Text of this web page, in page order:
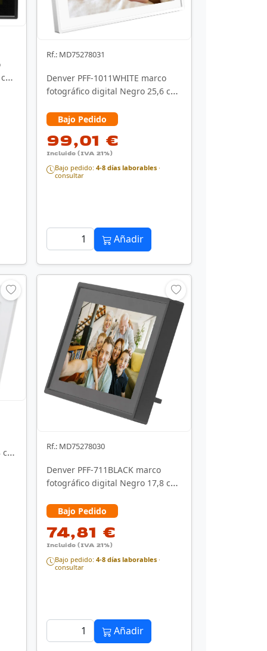
Rf.: MD75278031
Denver PFF-1011WHITE marco
fotográfico digital Negro 25,6 cm
Bajo Pedido
99,01 €
Incluido (IVA 21%)
Bajo pedido: 4-8 días laborables ·
consultar
Añadir
cm
Rf.: MD75278030
Denver PFF-711BLACK marco
fotográfico digital Negro 17,8 cm
Bajo Pedido
74,81 €
Incluido (IVA 21%)
Bajo pedido: 4-8 días laborables ·
consultar
Añadir